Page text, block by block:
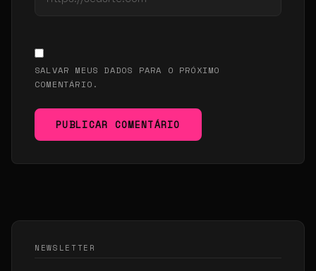
SALVAR MEUS DADOS PARA O PRÓXIMO
COMENTÁRIO.
PUBLICAR COMENTÁRIO
NEWSLETTER